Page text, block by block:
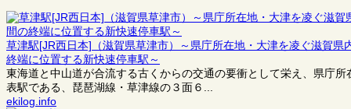
草津駅[JR西日本]（滋賀県草津市）～県庁所在地・大津を凌ぐ滋賀
終端に位置する新快速停車駅～
東海道と中山道が合流する古くからの交通の要衝として栄え、県庁
表駅である、琵琶湖線・草津線の３面６...
ekilog.info